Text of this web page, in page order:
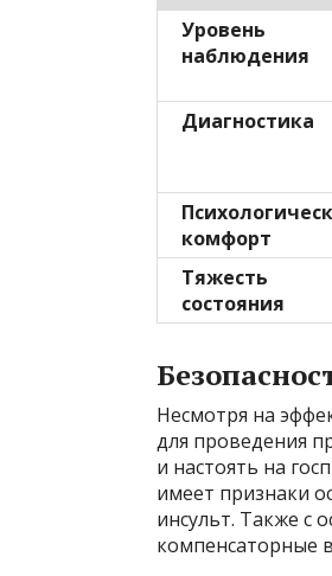
Уровень
наблюдения
Диагностика
комфорт
Тяжесть
состояния
Несмотря на
для проведения
и настоять на
имеет признаки
инсульт. Также с
компенсаторные